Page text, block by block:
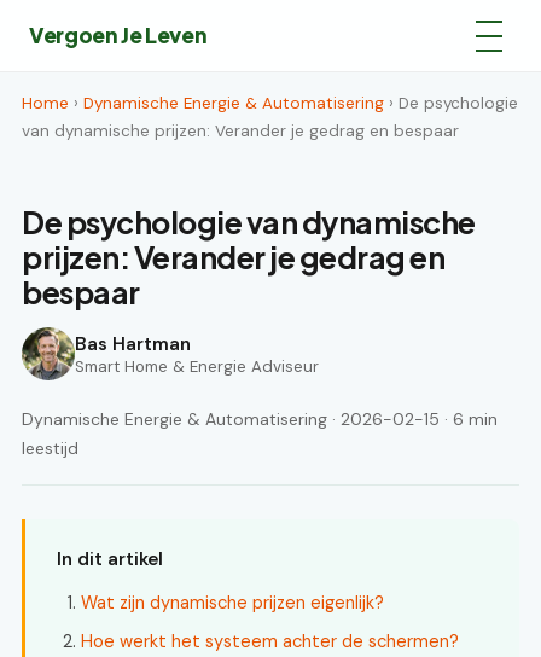
Vergoen Je Leven
Home › Dynamische Energie & Automatisering › De psychologie
van dynamische prijzen: Verander je gedrag en bespaar
De psychologie van dynamische
prijzen: Verander je gedrag en
bespaar
Bas Hartman
Smart Home & Energie Adviseur
Dynamische Energie & Automatisering · 2026-02-15 · 6 min
leestijd
In dit artikel
Wat zijn dynamische prijzen eigenlijk?
Hoe werkt het systeem achter de schermen?